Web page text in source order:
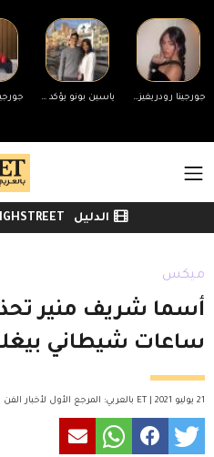
جورجينا رودريغيز ترد على التنمر بسبب جسمها.. ورونالدو يدعمها ياسين بونو يؤكد انفصاله عن زوجته لأول مرة وينهي الجدل
الدليل
ميكس
أسما شريف منير
ساعات شيطاني
21 يوليو 2021 | ET بالعربي: المرجع الأول لأخبار الفن والترفيه في العالم العربي